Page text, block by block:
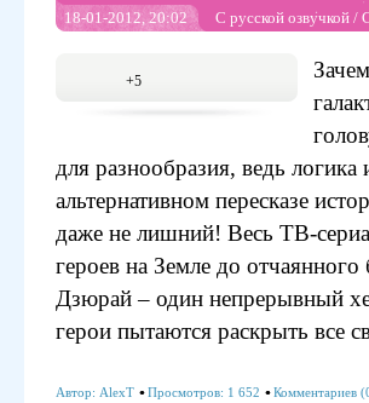
18-01-2012, 20:02 С русской озвучкой /
+5
для разнообразия, ведь
альтернативном пересказе
даже не лишний! Весь ТВ-
героев на Земле до
Дзюрай – один непрерывный
герои пытаются раскрыть все
Автор: AlexT Просмотров: 1 652 Комментариев